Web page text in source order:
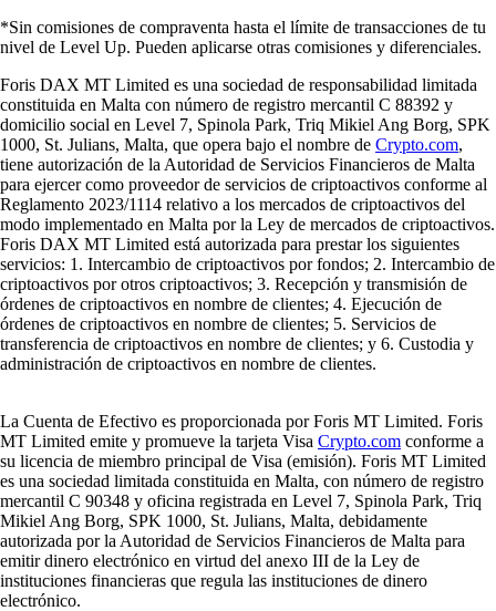
*Sin comisiones de compraventa hasta el límite de transacciones de tu
nivel de Level Up. Pueden aplicarse otras comisiones y diferenciales.
Foris DAX MT Limited es una sociedad de responsabilidad limitada
constituida en Malta con número de registro mercantil C 88392 y
domicilio social en Level 7, Spinola Park, Triq Mikiel Ang Borg, SPK
1000, St. Julians, Malta, que opera bajo el nombre de Crypto.com,
tiene autorización de la Autoridad de Servicios Financieros de Malta
para ejercer como proveedor de servicios de criptoactivos conforme al
Reglamento 2023/1114 relativo a los mercados de criptoactivos del
modo implementado en Malta por la Ley de mercados de criptoactivos.
Foris DAX MT Limited está autorizada para prestar los siguientes
servicios: 1. Intercambio de criptoactivos por fondos; 2. Intercambio de
criptoactivos por otros criptoactivos; 3. Recepción y transmisión de
órdenes de criptoactivos en nombre de clientes; 4. Ejecución de
órdenes de criptoactivos en nombre de clientes; 5. Servicios de
transferencia de criptoactivos en nombre de clientes; y 6. Custodia y
administración de criptoactivos en nombre de clientes.
La Cuenta de Efectivo es proporcionada por Foris MT Limited. Foris
MT Limited emite y promueve la tarjeta Visa Crypto.com conforme a
su licencia de miembro principal de Visa (emisión). Foris MT Limited
es una sociedad limitada constituida en Malta, con número de registro
mercantil C 90348 y oficina registrada en Level 7, Spinola Park, Triq
Mikiel Ang Borg, SPK 1000, St. Julians, Malta, debidamente
autorizada por la Autoridad de Servicios Financieros de Malta para
emitir dinero electrónico en virtud del anexo III de la Ley de
instituciones financieras que regula las instituciones de dinero
electrónico.